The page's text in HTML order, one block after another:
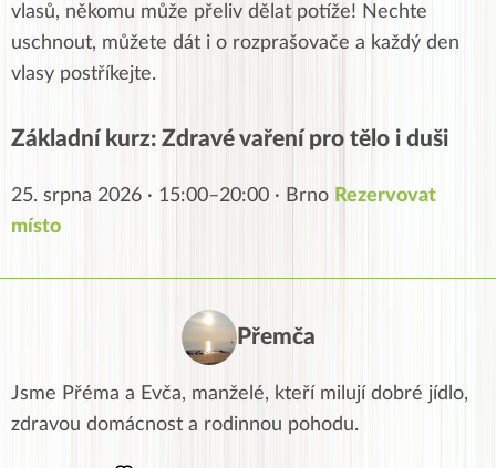
vlasů, někomu může přeliv dělat potíže! Nechte
uschnout, můžete dát i o rozprašovače a každý den
vlasy postříkejte.
Základní kurz: Zdravé vaření pro tělo i duši
25. srpna 2026 · 15:00–20:00 · Brno Rezervovat
místo
Přemča
Jsme Přéma a Evča, manželé, kteří milují dobré jídlo,
zdravou domácnost a rodinnou pohodu.